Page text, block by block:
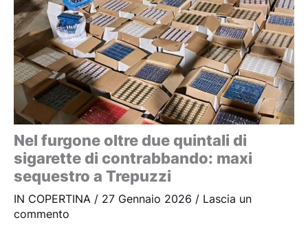
Nel furgone oltre due quintali di
sigarette di contrabbando: maxi
sequestro a Trepuzzi
IN COPERTINA / 27 Gennaio 2026 / Lascia un
commento